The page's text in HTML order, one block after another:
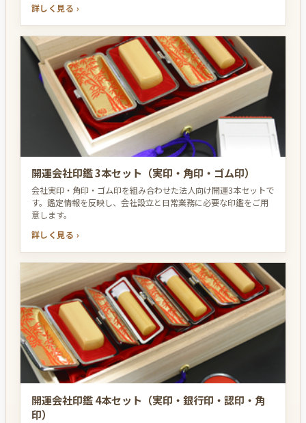
詳しく見る ›
開運会社印鑑 3本セット（実印・角印・ゴム印）
会社実印・角印・ゴム印を組み合わせた法人向け開運3本セットで
す。鑑定情報を反映し、会社設立と日常業務に必要な印鑑をご用
意します。
詳しく見る ›
開運会社印鑑 4本セット（実印・銀行印・認印・角
印）